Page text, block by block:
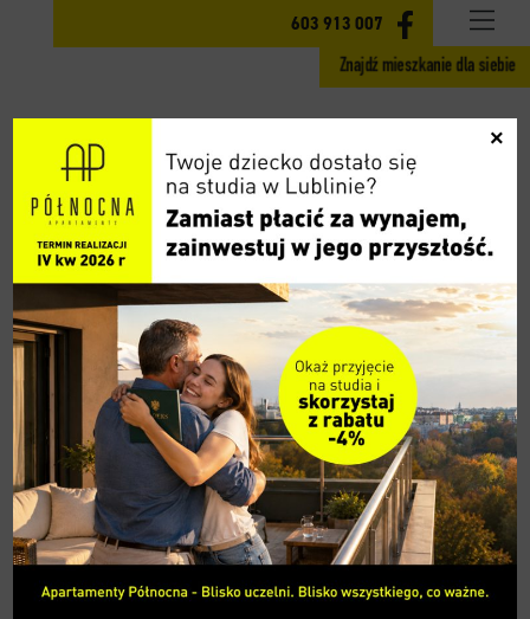
603 913 007
Znajdź mieszkanie dla siebie
GOTOWE MIESZKANIA ETAP I
CENY
LOKALIZACJA
AKTUALNOŚCI
GALERIA
WIDOK 360
KONTAKT
MIESZKANIE M9
×